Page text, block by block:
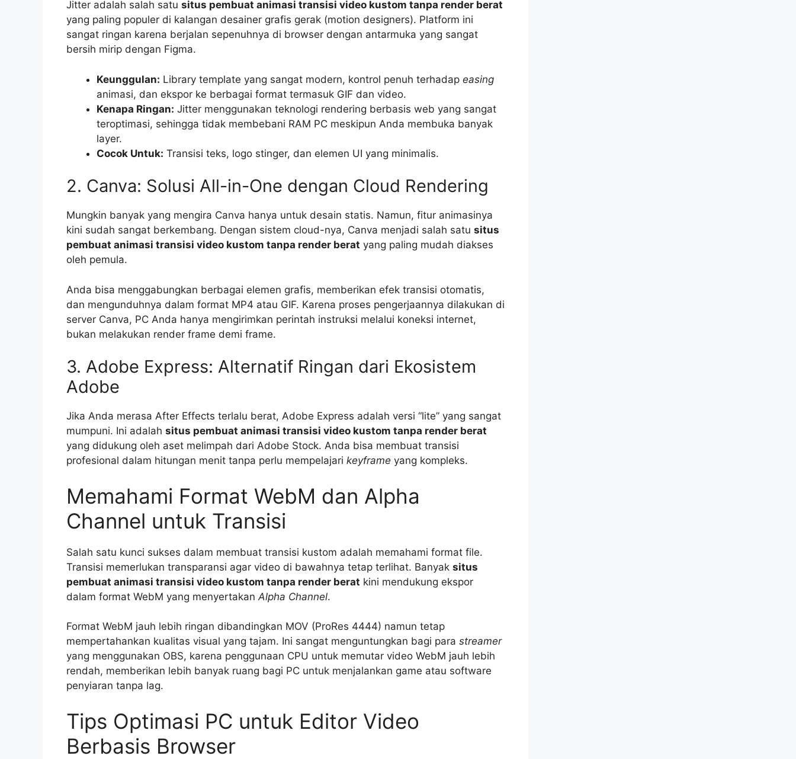
Jitter adalah salah satu situs pembuat animasi transisi video kustom tanpa render berat
yang paling populer di kalangan desainer grafis gerak (motion designers). Platform ini
sangat ringan karena berjalan sepenuhnya di browser dengan antarmuka yang sangat
bersih mirip dengan Figma.
Keunggulan: Library template yang sangat modern, kontrol penuh terhadap easing
animasi, dan ekspor ke berbagai format termasuk GIF dan video.
Kenapa Ringan: Jitter menggunakan teknologi rendering berbasis web yang sangat
teroptimasi, sehingga tidak membebani RAM PC meskipun Anda membuka banyak
layer.
Cocok Untuk: Transisi teks, logo stinger, dan elemen UI yang minimalis.
2. Canva: Solusi All-in-One dengan Cloud Rendering
Mungkin banyak yang mengira Canva hanya untuk desain statis. Namun, fitur animasinya
kini sudah sangat berkembang. Dengan sistem cloud-nya, Canva menjadi salah satu situs
pembuat animasi transisi video kustom tanpa render berat yang paling mudah diakses
oleh pemula.
Anda bisa menggabungkan berbagai elemen grafis, memberikan efek transisi otomatis,
dan mengunduhnya dalam format MP4 atau GIF. Karena proses pengerjaannya dilakukan di
server Canva, PC Anda hanya mengirimkan perintah instruksi melalui koneksi internet,
bukan melakukan render frame demi frame.
3. Adobe Express: Alternatif Ringan dari Ekosistem
Adobe
Jika Anda merasa After Effects terlalu berat, Adobe Express adalah versi “lite” yang sangat
mumpuni. Ini adalah situs pembuat animasi transisi video kustom tanpa render berat
yang didukung oleh aset melimpah dari Adobe Stock. Anda bisa membuat transisi
profesional dalam hitungan menit tanpa perlu mempelajari keyframe yang kompleks.
Memahami Format WebM dan Alpha
Channel untuk Transisi
Salah satu kunci sukses dalam membuat transisi kustom adalah memahami format file.
Transisi memerlukan transparansi agar video di bawahnya tetap terlihat. Banyak situs
pembuat animasi transisi video kustom tanpa render berat kini mendukung ekspor
dalam format WebM yang menyertakan Alpha Channel.
Format WebM jauh lebih ringan dibandingkan MOV (ProRes 4444) namun tetap
mempertahankan kualitas visual yang tajam. Ini sangat menguntungkan bagi para streamer
yang menggunakan OBS, karena penggunaan CPU untuk memutar video WebM jauh lebih
rendah, memberikan lebih banyak ruang bagi PC untuk menjalankan game atau software
penyiaran tanpa lag.
Tips Optimasi PC untuk Editor Video
Berbasis Browser